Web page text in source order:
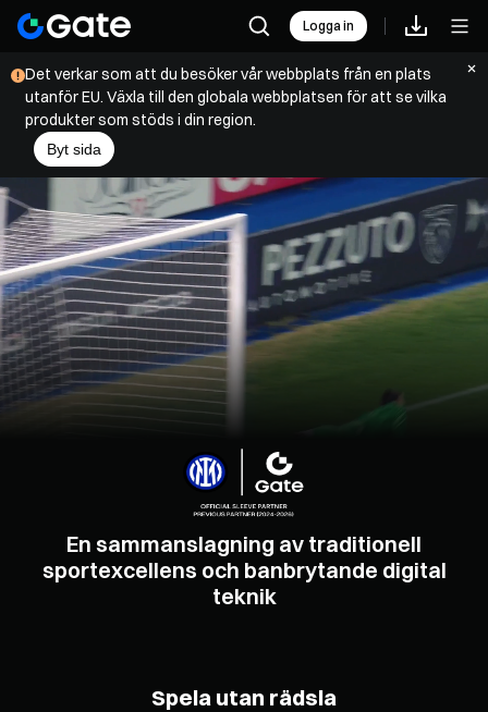
Logga in
Det verkar som att du besöker vår webbplats från en plats
utanför EU. Växla till den globala webbplatsen för att se vilka
produkter som stöds i din region.
Byt sida
En sammanslagning av traditionell
sportexcellens och banbrytande digital
teknik
Spela utan rädsla